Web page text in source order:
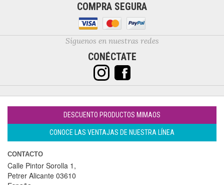
COMPRA SEGURA
Síguenos en nuestras redes
CONÉCTATE
DESCUENTO PRODUCTOS MIMAOS
CONOCE LAS VENTAJAS DE NUESTRA LÍNEA
CONTACTO
Calle Pintor Sorolla 1,
Petrer Alicante 03610